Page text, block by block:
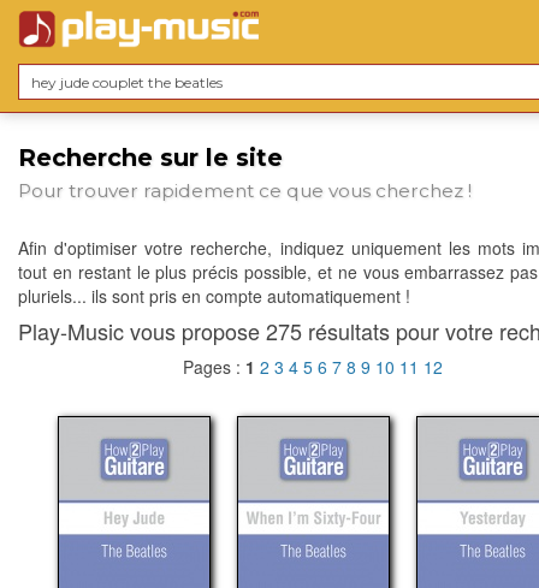
Recherche sur le site
Pour trouver rapidement ce que vous cherchez !
Afin d'optimiser votre recherche, indiquez uniquement les mots
tout en restant le plus précis possible, et ne vous embarrassez
pluriels... ils sont pris en compte automatiquement !
Play-Music vous propose 275 résultats pour votre
Pages : 1 2 3 4 5 6 7 8 9 10 11 12